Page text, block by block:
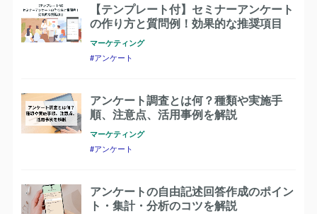
【テンプレート付】セミナーアンケート
の作り方と質問例！効果的な推奨項目
マーケティング
アンケート
アンケート調査とは何？種類や実施手
順、注意点、活用事例を解説
マーケティング
アンケート
アンケートの自由記述回答作成のポイン
ト・集計・分析のコツを解説